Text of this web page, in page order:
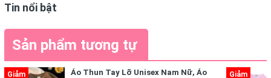
Tin nổi bật
Sản phẩm tương tự
Áo Thun Tay Lỡ Unisex Nam Nữ, Áo